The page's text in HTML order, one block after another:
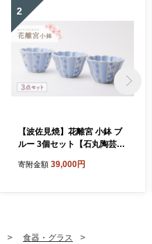
2
【波佐見焼】花離宮 小鉢 ブ
ルー 3個セット【石丸陶芸】
寄附金額 39,000円
食器・グラス